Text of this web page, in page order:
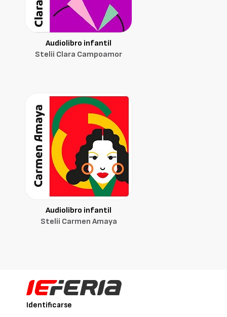
Audiolibro infantil
Stelii Clara Campoamor
Audiolibro infantil
Stelii Carmen Amaya
Identificarse